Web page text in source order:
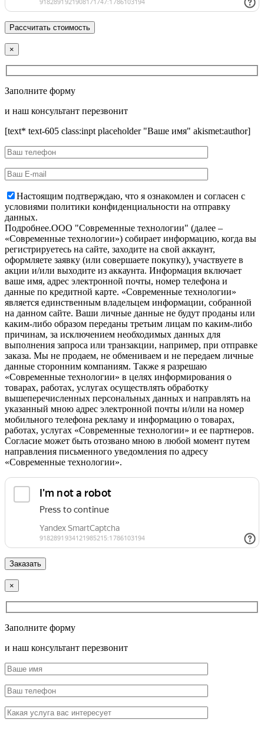
×
Заполните форму
и наш консультант перезвонит
[text* text-605 class:inpt placeholder "Ваше имя" akismet:author]
Настоящим подтверждаю, что я ознакомлен и согласен с
условиями политики конфиденциальности на отправку
данных.
Подробнее.OOO "Современные технологии" (далее –
«Современные технологии») собирает информацию, когда вы
регистрируетесь на сайте, заходите на свой аккаунт,
оформляете заявку (или совершаете покупку), участвуете в
акции и/или выходите из аккаунта. Информация включает
ваше имя, адрес электронной почты, номер телефона и
данные по кредитной карте. «Современные технологии»
является единственным владельцем информации, собранной
на данном сайте. Ваши личные данные не будут проданы или
каким-либо образом переданы третьим лицам по каким-либо
причинам, за исключением необходимых данных для
выполнения запроса или транзакции, например, при отправке
заказа. Мы не продаем, не обмениваем и не передаем личные
данные сторонним компаниям. Также я разрешаю
«Современные технологии» в целях информирования о
товарах, работах, услугах осуществлять обработку
вышеперечисленных персональных данных и направлять на
указанный мною адрес электронной почты и/или на номер
мобильного телефона рекламу и информацию о товарах,
работах, услугах «Современные технологии» и ее партнеров.
Согласие может быть отозвано мною в любой момент путем
направления письменного уведомления по адресу
«Современные технологии».
×
Заполните форму
и наш консультант перезвонит